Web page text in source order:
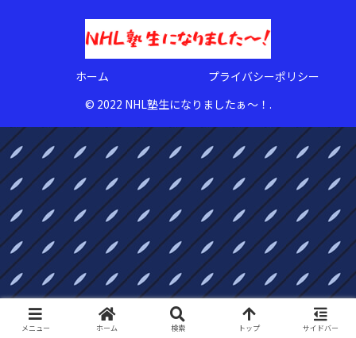
ホーム
プライバシーポリシー
© 2022 NHL塾生になりましたぁ〜！.
メニュー ホーム 検索 トップ サイドバー